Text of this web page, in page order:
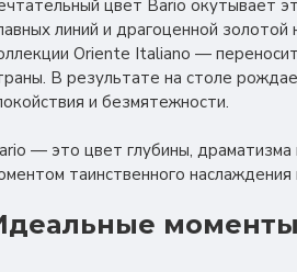
цвет Bario окутывает
линий и драгоценной
Oriente Italiano —
В результате на столе
и безмятежности.
— это цвет глубины, драматизма
таинственного наслаждения